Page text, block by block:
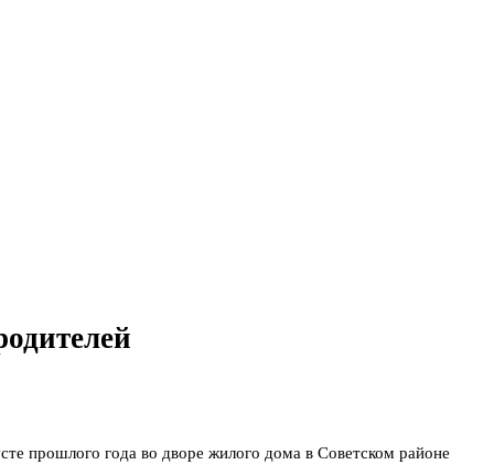
прошлого года во дворе жилого дома в Советском районе